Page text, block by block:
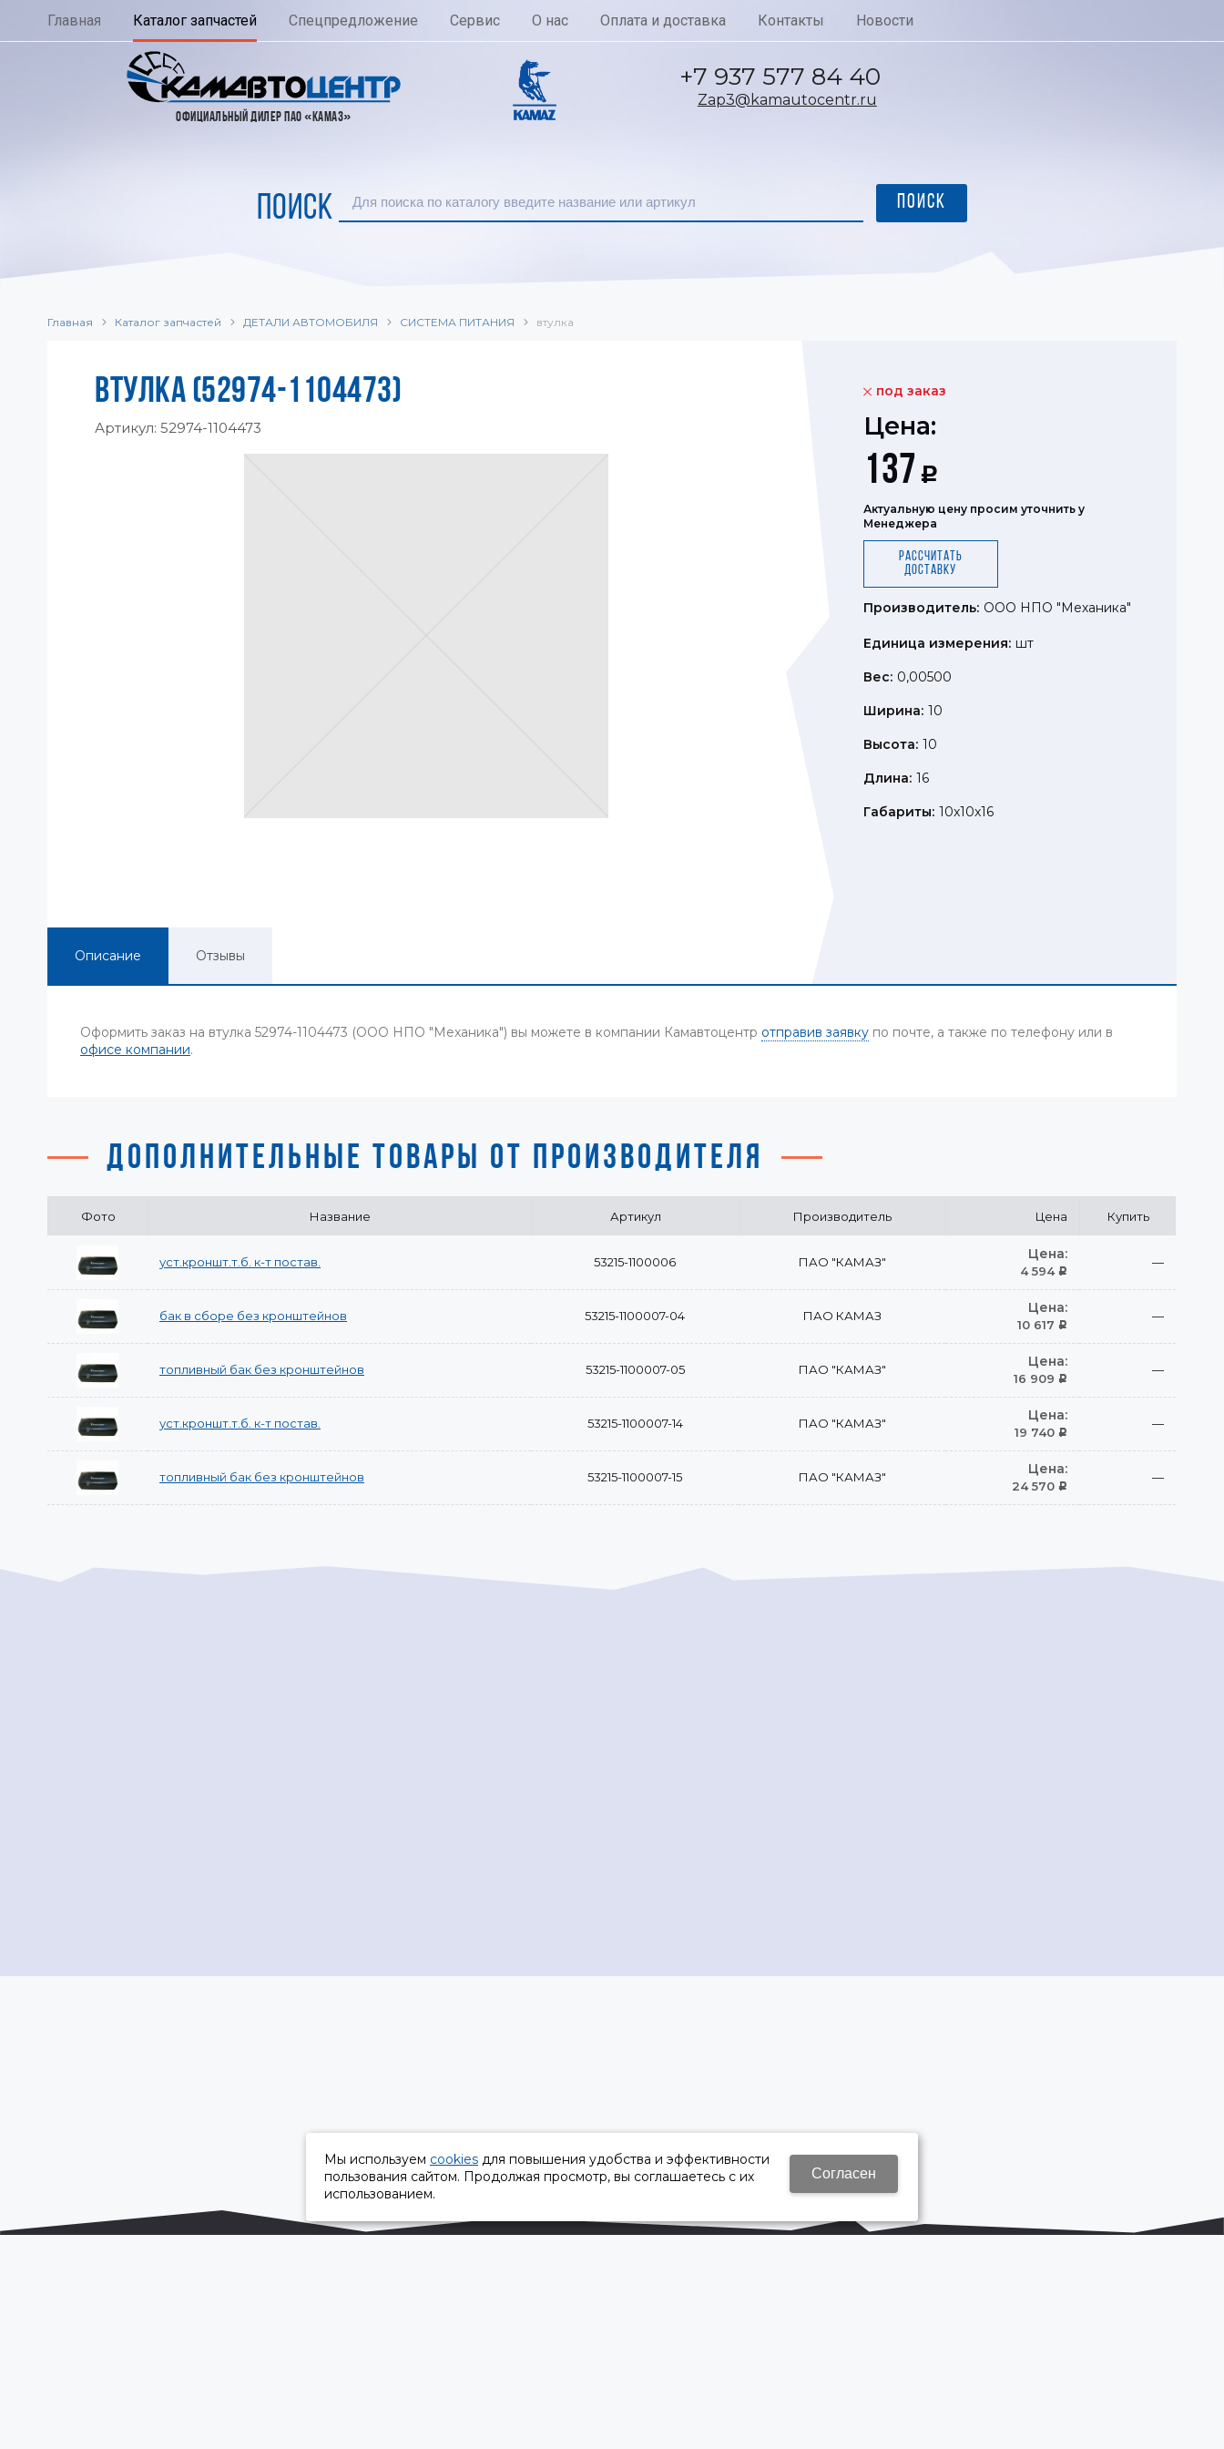
Главная Каталог запчастей Спецпредложение Сервис О нас Оплата и доставка Контакты Новости
ОФИЦИАЛЬНЫЙ ДИЛЕР ПАО «КАМАЗ»
Zap3@kamautocentr.ru
+7 937 577 84 40
ПОИСК
Главная Каталог запчастей ДЕТАЛИ АВТОМОБИЛЯ СИСТЕМА ПИТАНИЯ втулка
ВТУЛКА (52974-1104473)
Артикул: 52974-1104473
под заказ
Цена:
137 Р
Актуальную цену просим уточнить у
Менеджера
Рассчитать
доставку
Производитель: ООО НПО "Механика"
Единица измерения: шт
Вес: 0,00500
Ширина: 10
Высота: 10
Длина: 16
Габариты: 10x10x16
Описание Отзывы
Оформить заказ на втулка 52974-1104473 (ООО НПО "Механика") вы можете в компании Камавтоцентр отправив заявку по почте, а также по телефону или в
офисе компании.
ДОПОЛНИТЕЛЬНЫЕ ТОВАРЫ ОТ ПРОИЗВОДИТЕЛЯ
Фото Название Артикул Производитель Цена Купить
уст.кроншт.т.б. к-т постав. 53215-1100006 ПАО "КАМАЗ" Цена:
4 594 Р
—
бак в сборе без кронштейнов 53215-1100007-04 ПАО КАМАЗ Цена:
10 617 Р
—
топливный бак без кронштейнов 53215-1100007-05 ПАО "КАМАЗ" Цена:
16 909 Р
—
уст.кроншт.т.б. к-т постав. 53215-1100007-14 ПАО "КАМАЗ" Цена:
19 740 Р
—
топливный бак без кронштейнов 53215-1100007-15 ПАО "КАМАЗ" Цена:
24 570 Р
—
Мы используем cookies для повышения удобства и эффективности
пользования сайтом. Продолжая просмотр, вы соглашаетесь с их
использованием.
Согласен